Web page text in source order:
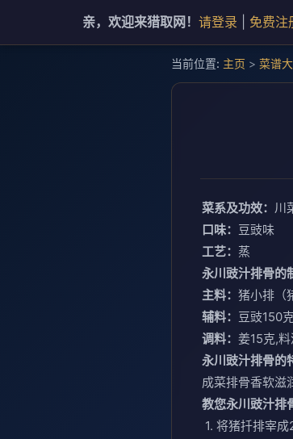
亲，欢迎来猎取网！ 请登录 免费注
当前位置: 主页 > 菜谱
菜系及功效： 川
口味： 豆豉味
工艺： 蒸
永川豉汁排骨的
主料： 猪小排（
辅料： 豆豉150
调料： 姜15克,
永川豉汁排骨的
成菜排骨香软滋
教您永川豉汁排
1. 将猪扦排宰成